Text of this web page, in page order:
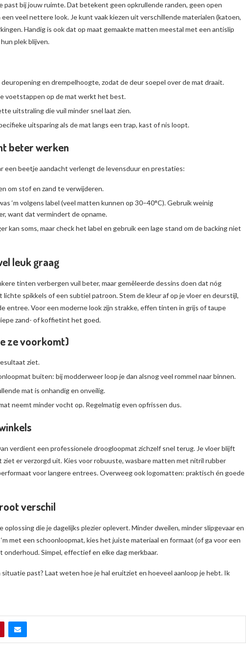
past bij jouw ruimte. Dat betekent geen opkrullende randen, geen open
veel nettere look. Je kunt vaak kiezen uit verschillende materialen (katoen,
Handig is ook dat op maat gemaakte matten meestal met een antislip
plek blijven.
en drempelhoogte, zodat de deur soepel over de mat draait.
voetstappen op de mat werkt het best.
uitstraling die vuil minder snel laat zien.
uitsparing als de mat langs een trap, kast of nis loopt.
beter werken
een beetje aandacht verlengt de levensduur en prestaties:
om stof en zand te verwijderen.
‘m volgens label (veel matten kunnen op 30–40°C). Gebruik weinig
want dat vermindert de opname.
kan soms, maar check het label en gebruik een lage stand om de backing niet
leuk graag
tinten verbergen vuil beter, maar gemêleerde dessins doen dat nóg
lichte spikkels of een subtiel patroon. Stem de kleur af op je vloer en deurstijl,
entree. Voor een moderne look zijn strakke, effen tinten in grijs of taupe
zand- of koffietint het goed.
ze voorkomt)
ziet.
buiten: bij modderweer loop je dan alsnog veel rommel naar binnen.
mat is onhandig en onveilig.
neemt minder vocht op. Regelmatig even opfrissen dus.
verdient een professionele droogloopmat zichzelf snel terug. Je vloer blijft
ziet er verzorgd uit. Kies voor robuuste, wasbare matten met nitril rubber
voor langere entrees. Overweeg ook logomatten: praktisch én goede
verschil
oplossing die je dagelijks plezier oplevert. Minder dweilen, minder slipgevaar en
met een schoonloopmat, kies het juiste materiaal en formaat (of ga voor een
Simpel, effectief en elke dag merkbaar.
past? Laat weten hoe je hal eruitziet en hoeveel aanloop je hebt. Ik